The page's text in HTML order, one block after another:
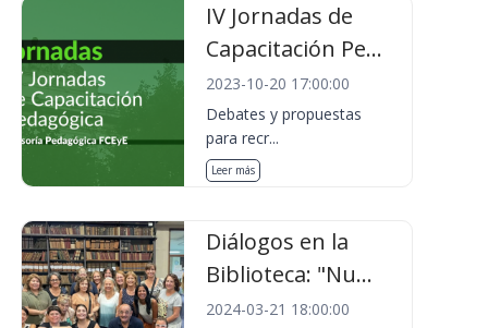
IV Jornadas de
Capacitación Pe...
2023-10-20 17:00:00
Debates y propuestas
para recr...
Leer más
Diálogos en la
Biblioteca: "Nu...
2024-03-21 18:00:00